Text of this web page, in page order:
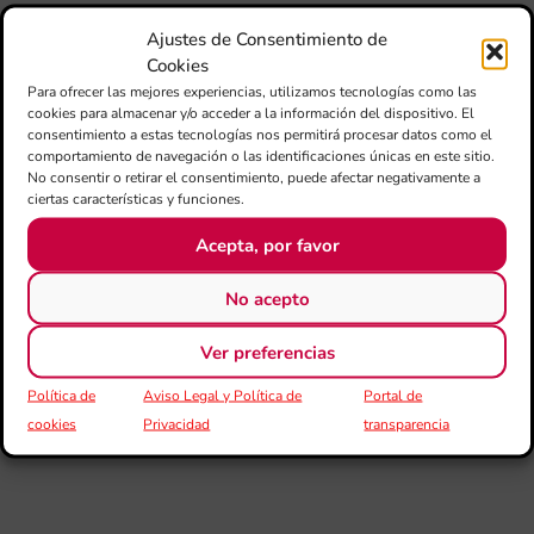
Ajustes de Consentimiento de
Cookies
Para ofrecer las mejores experiencias, utilizamos tecnologías como las
cookies para almacenar y/o acceder a la información del dispositivo. El
consentimiento a estas tecnologías nos permitirá procesar datos como el
comportamiento de navegación o las identificaciones únicas en este sitio.
No consentir o retirar el consentimiento, puede afectar negativamente a
ciertas características y funciones.
Acepta, por favor
No acepto
Ver preferencias
Política de
cookies
Aviso Legal y Política de
Privacidad
Portal de
transparencia
de